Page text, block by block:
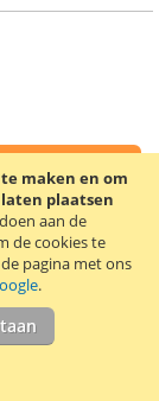
maken en om
plaatsen
aan de
de cookies te
pagina met ons
.
Galaxy